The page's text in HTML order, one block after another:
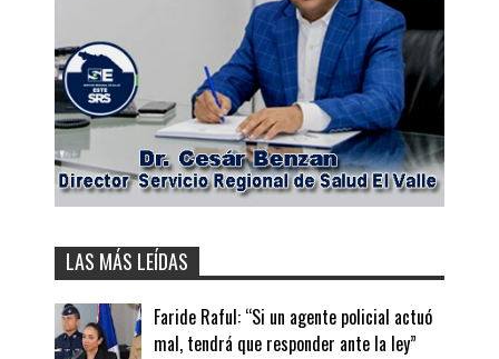
LAS MÁS LEÍDAS
Faride Raful: “Si un agente policial actuó
mal, tendrá que responder ante la ley”